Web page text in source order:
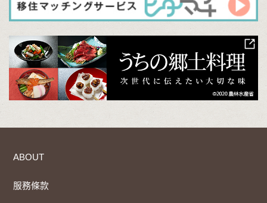
ABOUT
服務條款